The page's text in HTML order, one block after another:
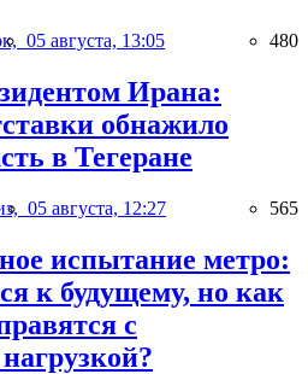
05 августа, 13:05 480
Ирана:
обнажило
в Тегеране
05 августа, 12:27 565
испытание метро:
к будущему, но как
с